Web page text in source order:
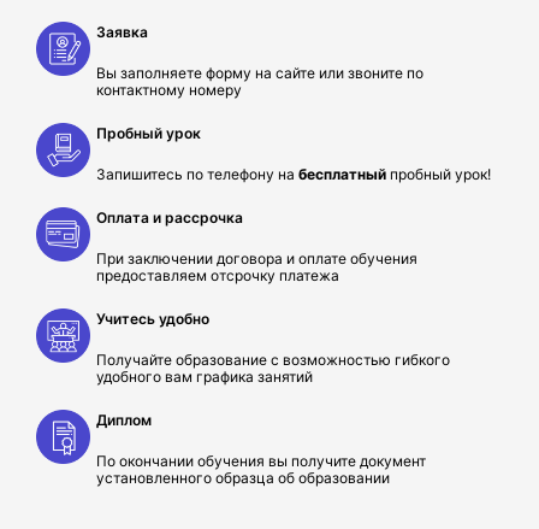
Заявка
Вы заполняете форму на сайте или звоните по
контактному номеру
Пробный урок
Запишитесь по телефону на бесплатный пробный урок!
Оплата и рассрочка
При заключении договора и оплате обучения
предоставляем отсрочку платежа
Учитесь удобно
Получайте образование с возможностью гибкого
удобного вам графика занятий
Диплом
По окончании обучения вы получите документ
установленного образца об образовании